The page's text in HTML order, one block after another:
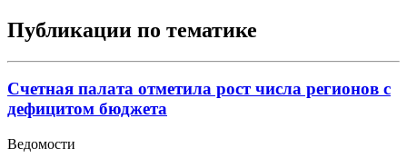
Публикации по тематике
Счетная палата отметила рост числа регионов с
дефицитом бюджета
Ведомости